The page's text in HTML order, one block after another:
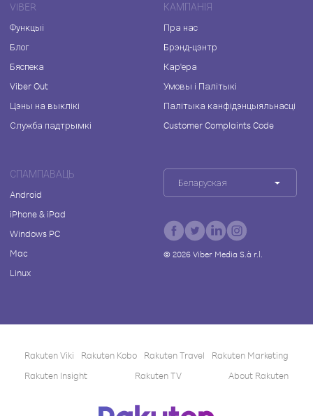
VIBER
Функцыі
Блог
Бяспека
Viber Out
Цэны на выклікі
Служба падтрымкі
КАМПАНІЯ
Пра нас
Брэнд-цэнтр
Кар'ера
Умовы і Палітыкі
Палітыка канфідэнцыяльнасці
Customer Complaints Code
СПАМПАВАЦЬ
Android
iPhone & iPad
Windows PC
Mac
Linux
Беларуская
© 2026Viber Media S.à r.l.
Rakuten Viki Rakuten Kobo Rakuten Travel
Rakuten Marketing
Rakuten Insight
Rakuten TV About Rakuten